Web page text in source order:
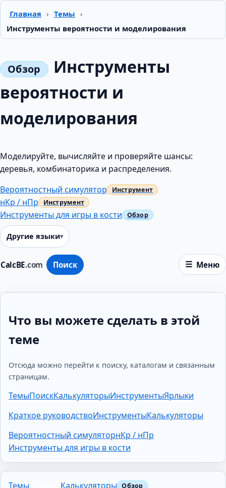
Главная › Темы ›
Инструменты вероятности и моделирования
CalcBE.com Поиск Меню
Инструменты
вероятности и
моделирования
Моделируйте, вычисляйте и проверяйте шансы:
деревья, комбинаторика и распределения.
Вероятностный симулятор
нКр / нПр
Инструменты для игры в кости
Другие языки
Что вы можете сделать в этой
теме
Отсюда можно перейти к поиску, каталогам и связанным
страницам.
ТемыПоискКалькуляторыИнструментыЯрлыки
Краткое руководствоИнструментыКалькуляторы
Вероятностный симуляторнКр / нПр
Инструменты для игры в кости
Темы
Калькуляторы